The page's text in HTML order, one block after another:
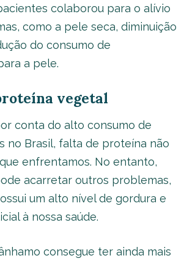
colaborou para o alívio
como a pele seca, diminuição
do consumo de
a pele.
vegetal
conta do alto consumo de
no Brasil, falta de proteína não
enfrentamos. No entanto,
acarretar outros problemas,
um alto nível de gordura e
à nossa saúde.
consegue ter ainda mais